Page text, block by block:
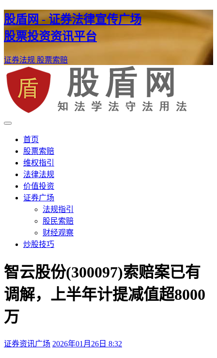
股盾网 - 证券法律宣传广场
股票投资资讯平台
证券法规 股票索赔
股盾网
证券股票维权网
首页
股票索赔
维权指引
法律法规
价值投资
证券广场
法规指引
股民索赔
财经观察
炒股技巧
智云股份(300097)索赔案已有
调解，上半年计提减值超8000
万
证券资讯广场 2026年01月26日 8:32